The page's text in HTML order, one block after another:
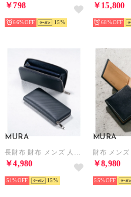
￥798
66% 15
￥15,800
68%
MURA
￥4,980
51% 15
MURA
￥8,980
55%